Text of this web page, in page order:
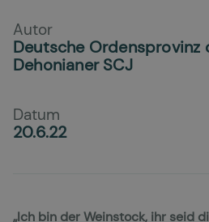
Autor
Deutsche Ordensprovinz
Dehonianer SCJ
Datum
20.6.22
„Ich bin der Weinstock, ihr seid